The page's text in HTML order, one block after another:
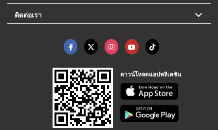
ติดต่อเรา
ดาวน์โหลดแอปพลิเคชัน